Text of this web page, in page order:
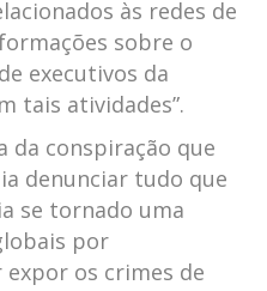
às redes de
sobre o
executivos da
tais atividades”.
da conspiração que
denunciar tudo que
se tornado uma
por
os crimes de